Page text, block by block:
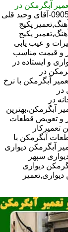
آبگرمکن در
,0-09059102450-آقای وحید قلی
پکیج
پکیج
و عیب یابی
و قیمت مناسب
و ایستاده در
در
آبگرمکن با نرخ
در
در
آبگرمکن،بهترین
و تعویض قطعات
تعمیرکار
آبگرمکن با
آبگرمکن دیواری
سپهر
دیواری